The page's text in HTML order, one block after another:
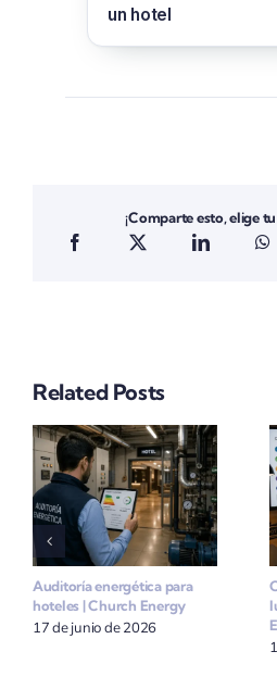
un hotel
¡Comparte esto, elige
Related Posts
Auditoría energética para
hoteles | Church Energy
17 de junio de 2026